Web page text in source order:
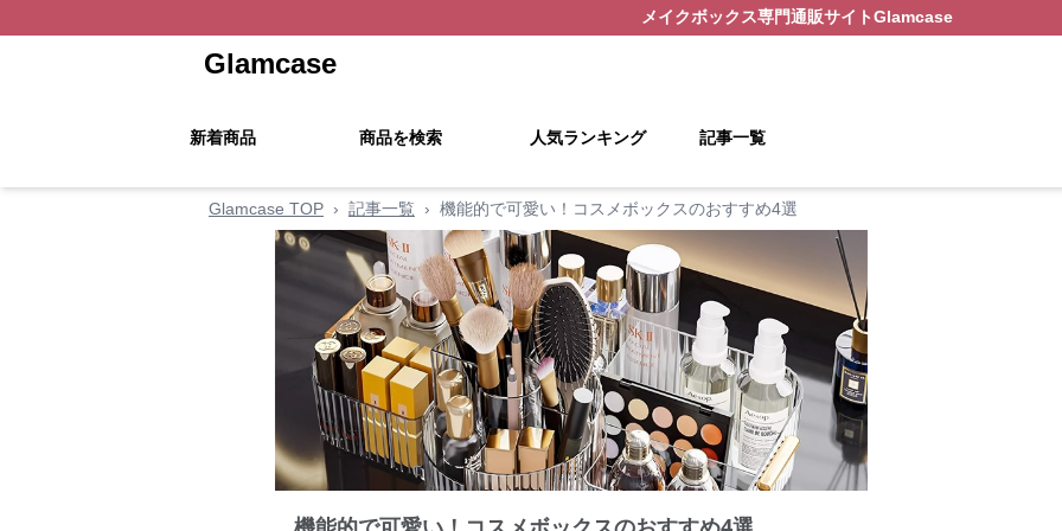
メイクボックス専門通販サイトGlamcase
Glamcase
新着商品 商品を検索 人気ランキング 記事一覧
Glamcase TOP › 記事一覧 › 機能的で可愛い！コスメボックスのおすすめ4選